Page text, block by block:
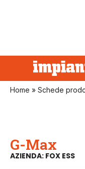
Home » Schede
G-Max
AZIENDA: FOX ESS